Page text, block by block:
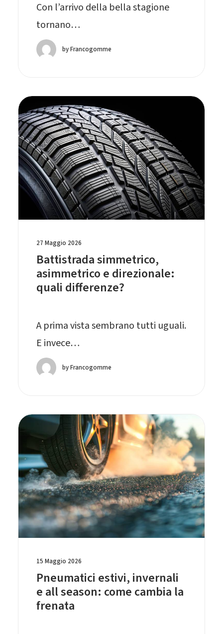
Con l’arrivo della bella stagione
tornano…
by Francogomme
27 Maggio 2026
Battistrada simmetrico,
asimmetrico e direzionale:
quali differenze?
A prima vista sembrano tutti uguali.
E invece…
by Francogomme
15 Maggio 2026
Pneumatici estivi, invernali
e all season: come cambia la
frenata